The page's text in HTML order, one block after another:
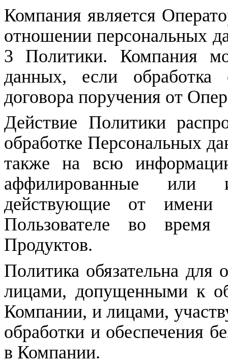
Компания является
отношенииперсональных
3 Политики. Компания
данных, если обработка
договора поручения от
Действие Политики
обработке Персональных
также на всю
аффилированные или
действующие от имени
Пользователе во
Продуктов.
Политика обязательна для
лицами, допущенными к
Компании, и лицами,
обработки и обеспечения
в Компании.